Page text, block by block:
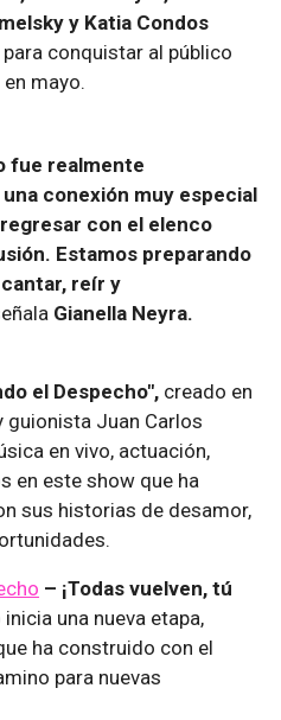
y Katia Condos
conquistar al público
mayo.
fue realmente
conexión muy especial
con el elenco
Estamos preparando
reír y
Gianella Neyra.
el Despecho", creado en
guionista Juan Carlos
en vivo, actuación,
en este show que ha
sus historias de desamor,
– ¡Todas vuelven, tú
una nueva etapa,
ha construido con el
para nuevas